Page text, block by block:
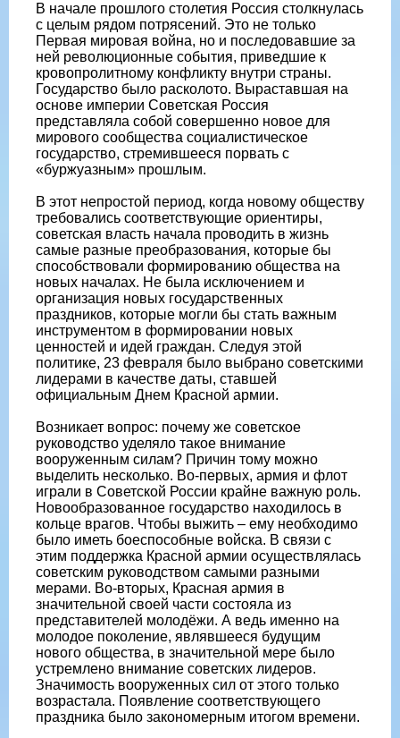
В начале прошлого столетия Россия столкнулась
с целым рядом потрясений. Это не только
Первая мировая война, но и последовавшие за
ней революционные события, приведшие к
кровопролитному конфликту внутри страны.
Государство было расколото. Выраставшая на
основе империи Советская Россия
представляла собой совершенно новое для
мирового сообщества социалистическое
государство, стремившееся порвать с
«буржуазным» прошлым.
В этот непростой период, когда новому обществу
требовались соответствующие ориентиры,
советская власть начала проводить в жизнь
самые разные преобразования, которые бы
способствовали формированию общества на
новых началах. Не была исключением и
организация новых государственных
праздников, которые могли бы стать важным
инструментом в формировании новых
ценностей и идей граждан. Следуя этой
политике, 23 февраля было выбрано советскими
лидерами в качестве даты, ставшей
официальным Днем Красной армии.
Возникает вопрос: почему же советское
руководство уделяло такое внимание
вооруженным силам? Причин тому можно
выделить несколько. Во-первых, армия и флот
играли в Советской России крайне важную роль.
Новообразованное государство находилось в
кольце врагов. Чтобы выжить – ему необходимо
было иметь боеспособные войска. В связи с
этим поддержка Красной армии осуществлялась
советским руководством самыми разными
мерами. Во-вторых, Красная армия в
значительной своей части состояла из
представителей молодёжи. А ведь именно на
молодое поколение, являвшееся будущим
нового общества, в значительной мере было
устремлено внимание советских лидеров.
Значимость вооруженных сил от этого только
возрастала. Появление соответствующего
праздника было закономерным итогом времени.